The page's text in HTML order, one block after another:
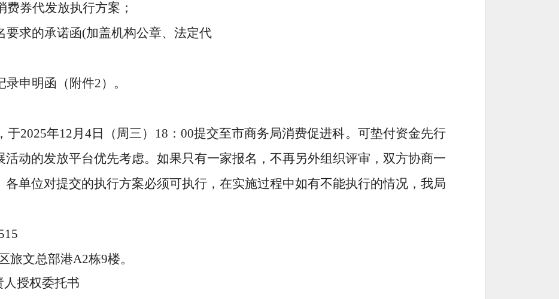
费券代发放执行方案；
要求的承诺函(加盖机构公章、法定代
录申明函（附件2）。
于2025年12月4日（周三） 18 ： 00提交至市商务局消费促进科。 可垫付资金先行
动的发放平台优先考虑。 如果只有一家报名，不再另外组织评审 ，双方协商一
各单位对提交的执行方案必须可执行，在实施过程中如有不能执行的情况，我局
旅文总部港A2栋9楼。
人授权委托书